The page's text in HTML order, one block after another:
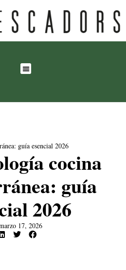
guía esencial 2026
cocina
guía
2026
17, 2026